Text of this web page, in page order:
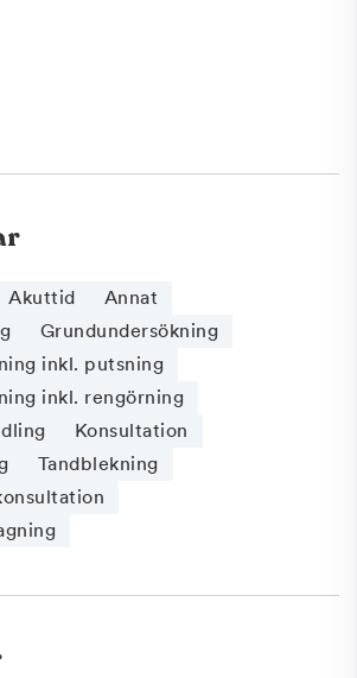
Akuttid
Annat
Grundundersökning
inkl. putsning
inkl. rengörning
Konsultation
Tandblekning